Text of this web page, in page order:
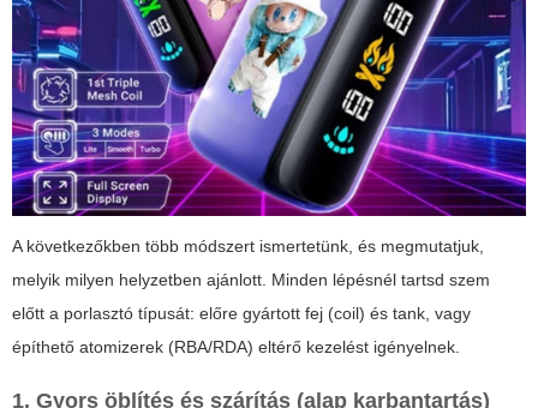
A következőkben több módszert ismertetünk, és megmutatjuk,
melyik milyen helyzetben ajánlott. Minden lépésnél tartsd szem
előtt a porlasztó típusát: előre gyártott fej (coil) és tank, vagy
építhető atomizerek (RBA/RDA) eltérő kezelést igényelnek.
1. Gyors öblítés és szárítás (alap karbantartás)